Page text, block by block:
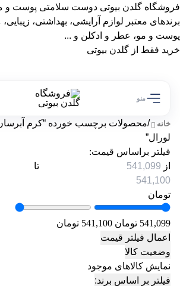
فروشگاه گلدن بیوتی دوست سلامتی پوست و
برندهای معتبر لوازم آرایشی، بهداشتی،
پوست و مو، عطر و ادکلن و ...
خرید فقط از گلدن بیوتی
منو
خانه /
لورال”
فیلتر براساس قیمت:
از
تا
تومان
541,099 تومان
541,100 تومان
اعمال فیلتر قیمت
وضعیت کالا
نمایش کالاهای موجود
فیلتر بر اساس برند: